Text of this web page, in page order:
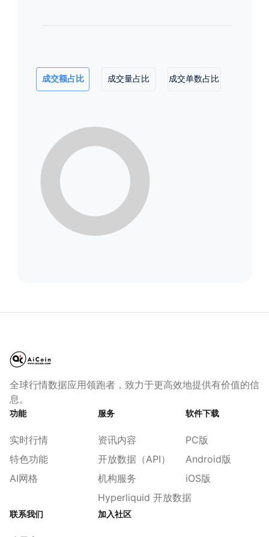
成交额占比 成交量占比 成交单数占比
全球行情数据应用领跑者，致力于更高效地提供有价值的信
息。
功能
实时行情
特色功能
AI网格
服务
资讯内容
开放数据（API）
机构服务
Hyperliquid 开放数据
软件下载
PC版
Android版
iOS版
联系我们 加入社区